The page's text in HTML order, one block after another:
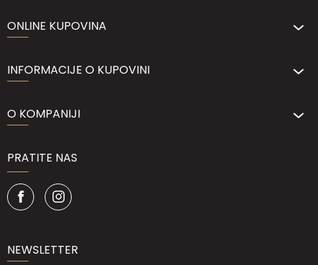
ONLINE KUPOVINA
INFORMACIJE O KUPOVINI
O KOMPANIJI
PRATITE NAS
NEWSLETTER